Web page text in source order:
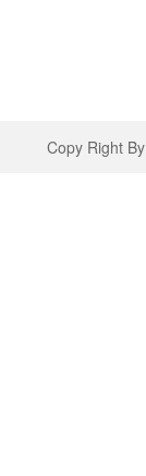
Copy Right